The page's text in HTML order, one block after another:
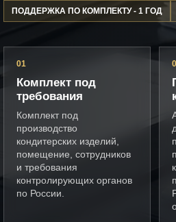
ПОДДЕРЖКА ПО КОМПЛЕКТУ - 1 ГОД
01
Комплект под
требования
Комплект под
производство
кондитерских изделий,
помещение, сотрудников
и требования
контролирующих органов
по России.